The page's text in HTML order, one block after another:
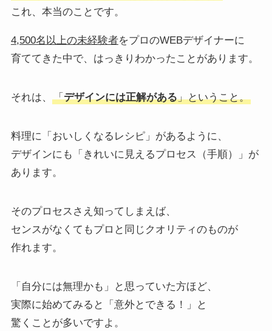
これ、本当のことです。
4,500名以上の未経験者をプロのWEBデザイナーに
育ててきた中で、はっきりわかったことがあります。
それは、 「デザインには正解がある」ということ。
料理に「おいしくなるレシピ」があるように、
デザインにも「きれいに見えるプロセス（手順）」が
あります。
そのプロセスさえ知ってしまえば、
センスがなくてもプロと同じクオリティのものが
作れます。
「自分には無理かも」と思っていた方ほど、
実際に始めてみると「意外とできる！」と
驚くことが多いですよ。